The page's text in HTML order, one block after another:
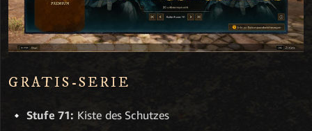
GRATIS-SERIE
Stufe 71: Kiste des Schutzes